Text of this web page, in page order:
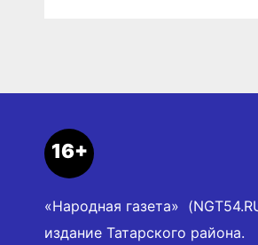
16+
«Народная газета»
издание Татарского района.